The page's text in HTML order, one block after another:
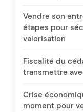
Vendre son
étapes pour
valorisation
Fiscalité du
transmettre
Crise
moment pour